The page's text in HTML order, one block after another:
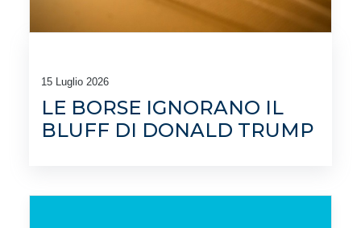
15 Luglio 2026
LE BORSE IGNORANO IL
BLUFF DI DONALD TRUMP